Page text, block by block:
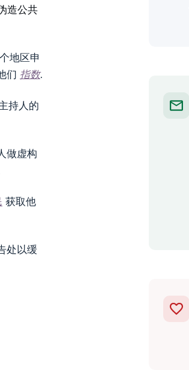
造公共
地区申
们 指数.
持人的
做虚构
获取他
处以缓